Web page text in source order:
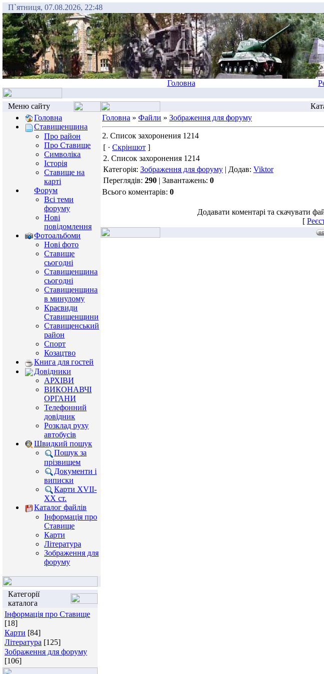
П`ятниця, 07.08.2026, 22:48
Головна
Меню сайту
Головна
Ставищенщина
Про район
Про Ставище
Символіка
Історія
Ставище на
карті
Форум
Всі теми
форуму
Нові
повідомлення
Фотоальбоми
Нові фото
Ставище
сьогодні
Ставищенщина
сьогодні
Ставищенщина
в минулому
Краєвиди
Ставищенщини
Ставищенський
район
Спорт
Козацтво
Книга для гостей
Довідники
АРХІВИ
ВИКОНАВЧІ
ОРГАНИ
Телефонний
довідник
Розклад руху
автобусів
Швидкий пошук
Пошук за
прізвищем
Документи і
виписки
Карти XVII-
XX ст.
Каталог файлів
Інформація про
Ставище
Карти
Література
Зображення для
форуму
Категорії
каталога
Інформація про Ставище
[18]
Карти [84]
Література [125]
Зображення для форуму
[106]
Головна » Файли » Зображення для форуму
2. Список захоронения 1214
[ · Скріншот ]
2. Список захоронения 1214
Категорія: Зображення для форуму | Додав: Viktor
Переглядів: 290 | Завантажень: 0
Всього коментарів: 0
Додавати коментарі та скачувати
[